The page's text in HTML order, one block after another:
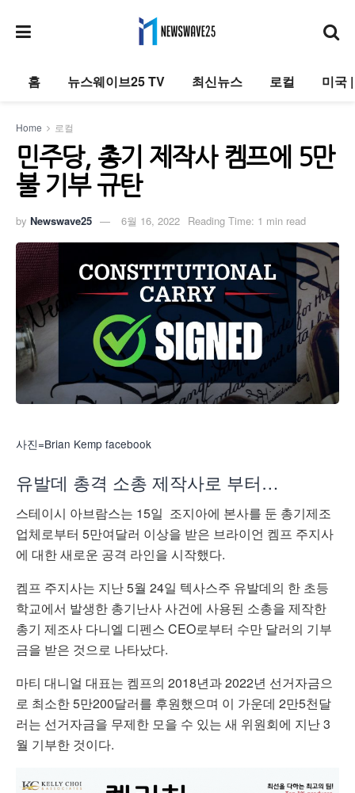
홈 뉴스웨이브25 TV 최신뉴스 로컬 미국
Home 로컬
민주당, 총기 제작사 켐프에 5만
불 기부 규탄
by Newswave25 6월 16, 2022 Reading Time: 1 min read
사진=Brian Kemp facebook
유발데 총격 소총 제작사로 부터…
스테이시 아브람스는 15일 조지아에 본사를 둔 총기제조
업체로부터 5만여달러 이상을 받은 브라이언 켐프 주지사
에 대한 새로운 공격 라인을 시작했다.
켐프 주지사는 지난 5월 24일 텍사스주 유발데의 한 초등
학교에서 발생한 총기난사 사건에 사용된 소총을 제작한
총기 제조사 다니엘 디펜스 CEO로부터 수만 달러의 기부
금을 받은 것으로 나타났다.
마티 대니얼 대표는 켐프의 2018년과 2022년 선거자금으
로 최소한 5만200달러를 후원했으며 이 가운데 2만5천달
러는 선거자금을 무제한 모을 수 있는 새 위원회에 지난 3
월 기부한 것이다.